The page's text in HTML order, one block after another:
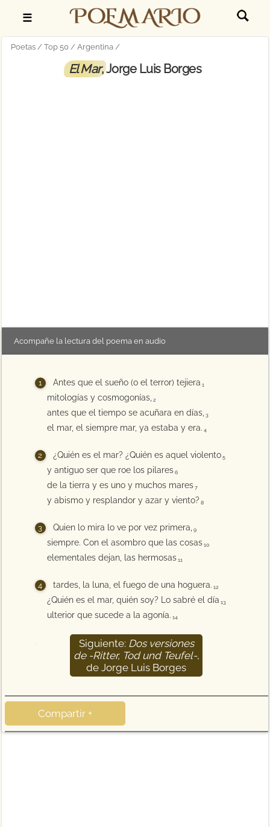
☰
Poetas Top 50 Argentina
El Mar, Jorge Luis Borges
Acompañe la lectura del poema en audio
Antes que el sueño (o el terror) tejiera 1
mitologías y cosmogonías, 2
antes que el tiempo se acuñara en días, 3
el mar, el siempre mar, ya estaba y era. 4
¿Quién es el mar? ¿Quién es aquel violento 5
y antiguo ser que roe los pilares 6
de la tierra y es uno y muchos mares 7
y abismo y resplandor y azar y viento? 8
Quien lo mira lo ve por vez primera, 9
siempre. Con el asombro que las cosas 10
elementales dejan, las hermosas 11
tardes, la luna, el fuego de una hoguera. 12
¿Quién es el mar, quién soy? Lo sabré el día 13
ulterior que sucede a la agonía. 14
Siguiente: Dos versiones
de -Ritter, Tod und Teufel-,
de Jorge Luis Borges
Compartir +